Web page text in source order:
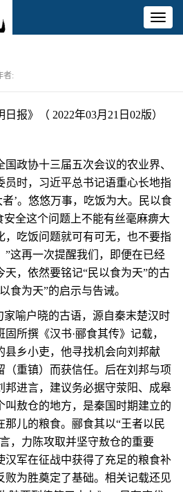
:
》（ 2022年03月21日02版）
政协十三届五次会议的农业界、
员时，习近平总书记语重心长地指
’。悠悠万事，吃饭为大。民以食
安全这个问题上不能有丝毫麻痹大
，吃饭问题就可有可无，也不要指
”这再一次提醒我们，即便在已经
天，依然要铭记“民以食为天”的古
食为天”的启示与告诫。
喻户晓的古语，源自秦末楚汉时
所撰《汉书·郦食其传》记载，
县乡小吏，他寻找机会向刘邦献
（重镇）而获信任。后在刘邦与项
邦进言，建议务必据守荥阳、成皋
叫敖仓的地方，是秦国时期建立的
儿的粮食。郦食其以“王者以民
，力陈攻取并坚守敖仓的重要
汉军在征战中获得了充足的粮食补
败为胜奠定了基础。相关记载还见